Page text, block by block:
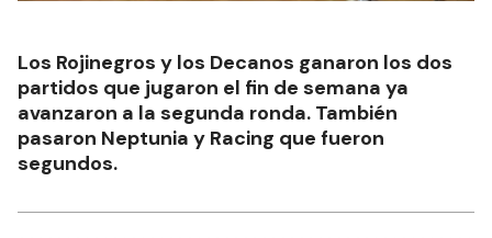
Los Rojinegros y los Decanos ganaron los dos
partidos que jugaron el fin de semana ya
avanzaron a la segunda ronda. También
pasaron Neptunia y Racing que fueron
segundos.